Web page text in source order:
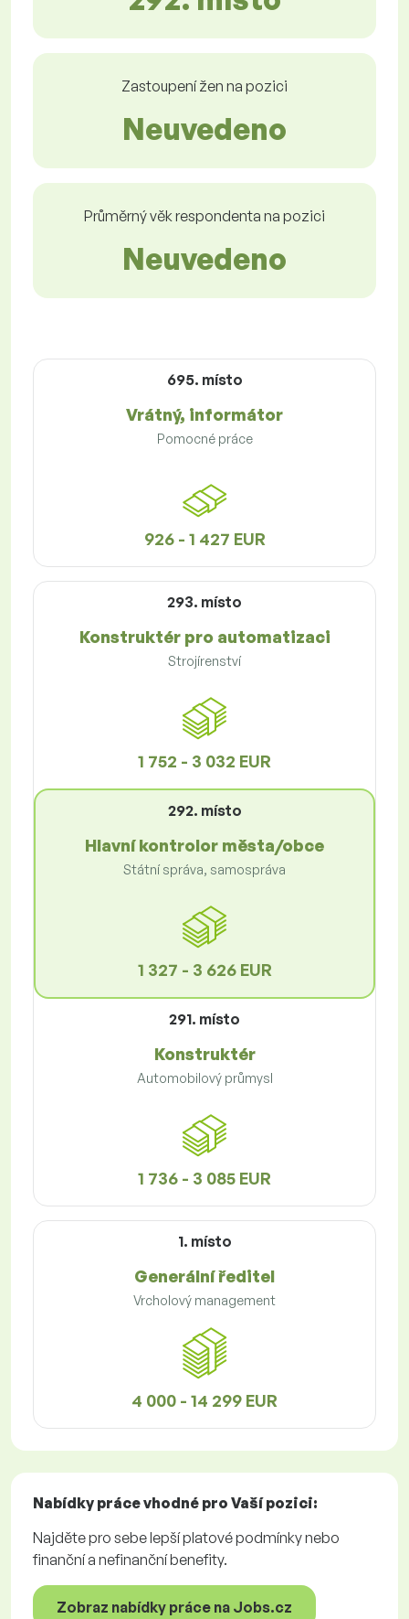
Zastoupení žen na pozici
Neuvedeno
Průměrný věk respondenta na pozici
Neuvedeno
695. místo
Vrátný, informátor
Pomocné práce
926 - 1 427 EUR
293. místo
Konstruktér pro automatizaci
Strojírenství
1 752 - 3 032 EUR
292. místo
Hlavní kontrolor města/obce
Státní správa, samospráva
1 327 - 3 626 EUR
291. místo
Konstruktér
Automobilový průmysl
1 736 - 3 085 EUR
1. místo
Generální ředitel
Vrcholový management
4 000 - 14 299 EUR
Nabídky prácevhodné pro Vaší pozici:
Najděte pro sebe lepší platové podmínky nebo
finanční a nefinanční benefity.
Zobraz nabídky práce na Jobs.cz